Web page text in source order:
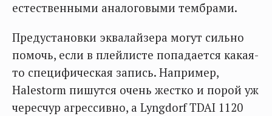
естественными аналоговыми тембрами.
Предустановки эквалайзера могут сильно
помочь, если в плейлисте попадается какая-
то специфическая запись. Например,
Halestorm пишутся очень жестко и порой уж
чересчур агрессивно, а Lyngdorf TDAI 1120